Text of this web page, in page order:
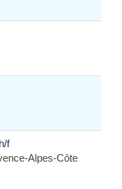
f
Alpes-Côte